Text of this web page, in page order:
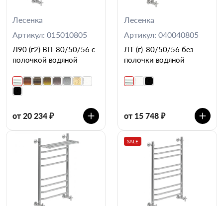
Лесенка
Артикул: 015010805
Л90 (г2) ВП-80/50/56 с
полочкой водяной
от 20 234 ₽
Лесенка
Артикул: 040040805
ЛТ (г)-80/50/56 без
полочки водяной
от 15 748 ₽
SALE